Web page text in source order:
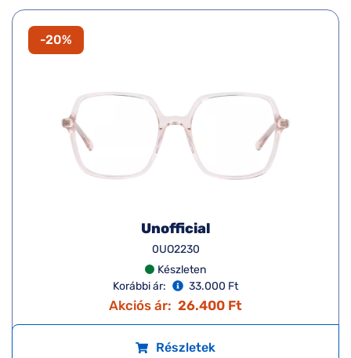
-20%
Unofficial
0UO2230
Készleten
Korábbi ár:
33.000 Ft
Akciós ár: 26.400 Ft
Részletek